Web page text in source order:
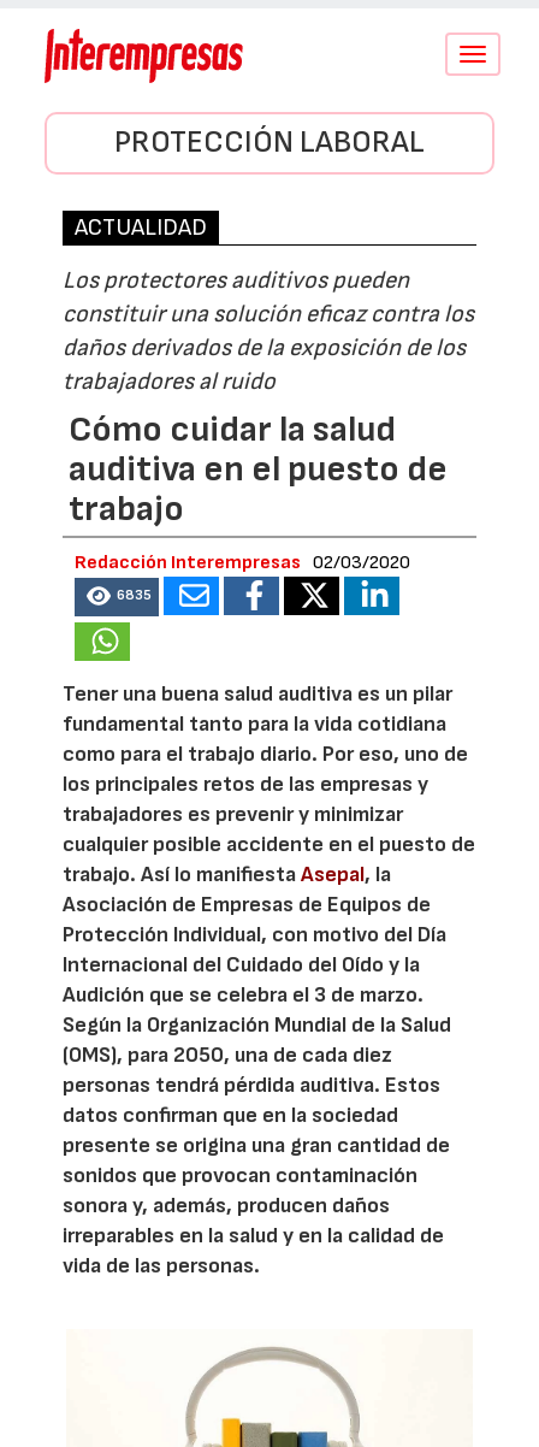
Conmutar
PROTECCIÓN LABORAL
ACTUALIDAD
Los protectores auditivos pueden
constituir una solución eficaz contra los
daños derivados de la exposición de los
trabajadores al ruido
Cómo cuidar la salud
auditiva en el puesto de
trabajo
Redacción Interempresas 02/03/2020
6835
Tener una buena salud auditiva es un pilar
fundamental tanto para la vida cotidiana
como para el trabajo diario. Por eso, uno de
los principales retos de las empresas y
trabajadores es prevenir y minimizar
cualquier posible accidente en el puesto de
trabajo. Así lo manifiestaAsepal, la
Asociación de Empresas de Equipos de
Protección Individual, con motivo del Día
Internacional del Cuidado del Oído y la
Audición que se celebra el 3 de marzo.
Según la Organización Mundial de la Salud
(OMS), para 2050, una de cada diez
personas tendrá pérdida auditiva. Estos
datos confirman que en la sociedad
presente se origina una gran cantidad de
sonidos que provocan contaminación
sonora y, además, producen daños
irreparables en la salud y en la calidad de
vida de las personas.